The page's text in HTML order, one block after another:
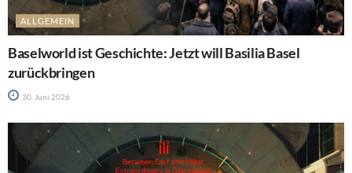
ALLGEMEIN
Baselworld ist Geschichte: Jetzt will Basilia Basel
zurückbringen
30. Juni 2026